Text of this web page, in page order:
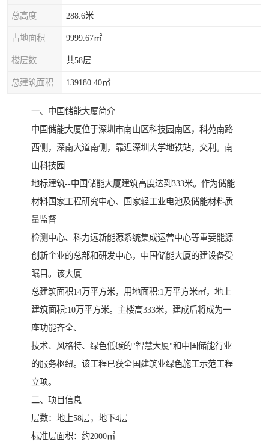
总高度 288.6米
占地面积 9999.67㎡
楼层数 共58层
总建筑面积 139180.40㎡
一、中国储能大厦简介
中国储能大厦位于深圳市南山区科技园南区，科苑南路
西侧，深南大道南侧，靠近深圳大学地铁站，交利。南
山科技园
地标建筑--中国储能大厦建筑高度达到333米。作为储能
材料国家工程研究中心、国家轻工业电池及储能材料质
量监督
检测中心、科力远新能源系统集成运营中心等重要能源
创新企业的总部和研发中心，中国储能大厦的建设备受
瞩目。该大厦
总建筑面积14万平方米，用地面积:1万平方米㎡，地上
建筑面积:10万平方米。主楼高333米，建成后将成为一
座功能齐全、
技术、风格特、绿色低碳的"智慧大厦"和中国储能行业
的服务枢纽。该工程已获全国建筑业绿色施工示范工程
立项。
二、项目信息
层数：地上58层，地下4层
标准层面积：约2000㎡
光明区
龙华观澜